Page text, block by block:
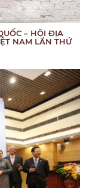
– HỘI ĐỊA
NAM LẦN THỨ